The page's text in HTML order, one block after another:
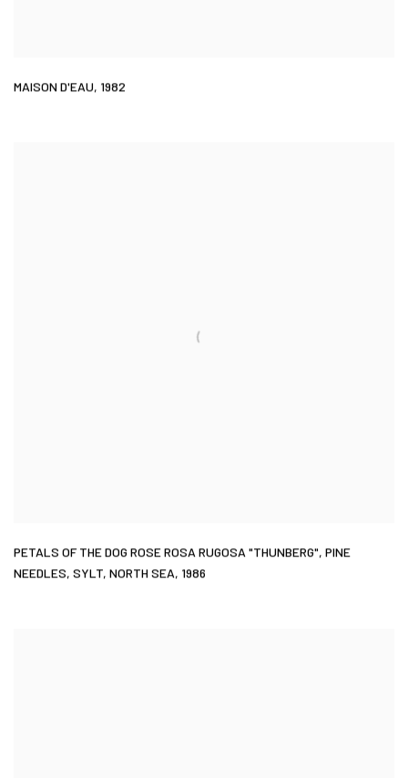
MAISON D'EAU, 1982
PETALS OF THE DOG ROSE ROSA RUGOSA "THUNBERG", PINE
NEEDLES, SYLT, NORTH SEA, 1986